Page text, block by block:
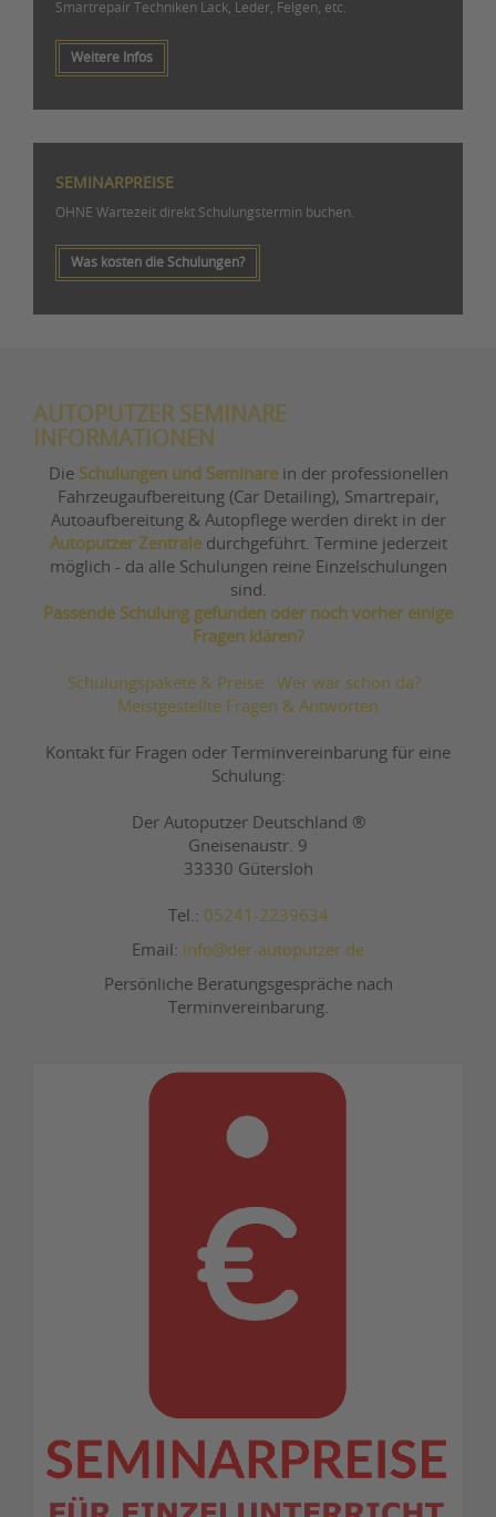
Smartrepair Techniken Lack, Leder, Felgen, etc.
Weitere Infos
SEMINARPREISE
OHNE Wartezeit direkt Schulungstermin buchen.
Was kosten die Schulungen?
AUTOPUTZER SEMINARE
INFORMATIONEN
Die Schulungen und Seminarein der professionellen
Fahrzeugaufbereitung (Car Detailing), Smartrepair,
Autoaufbereitung & Autopflege werden direkt in der
Autoputzer Zentraledurchgeführt. Termine jederzeit
möglich - da alle Schulungen reine Einzelschulungen
sind.
Passende Schulung gefunden oder noch vorher einige
Fragen klären?
Schulungspakete & Preise
Wer war schon da?
Meistgestellte Fragen & Antworten
Kontakt für Fragen oder Terminvereinbarung für eine
Schulung:
Der Autoputzer Deutschland ®
Gneisenaustr. 9
33330 Gütersloh
Tel.: 05241-2239634
Email: info@der-autoputzer.de
Persönliche Beratungsgespräche nach
Terminvereinbarung.